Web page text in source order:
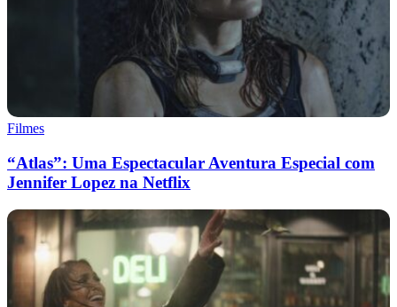
Filmes
“Atlas”: Uma Espectacular Aventura Especial com
Jennifer Lopez na Netflix